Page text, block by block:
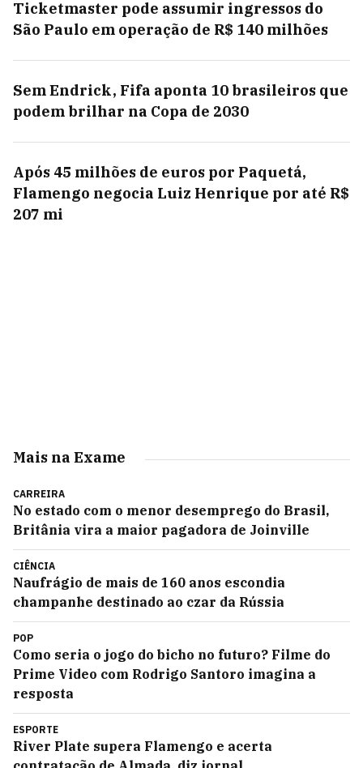
Ticketmaster pode assumir ingressos do
São Paulo em operação de R$ 140 milhões
Sem Endrick, Fifa aponta 10 brasileiros que
podem brilhar na Copa de 2030
Após 45 milhões de euros por Paquetá,
Flamengo negocia Luiz Henrique por até R$
207 mi
Mais na Exame
CARREIRA
No estado com o menor desemprego do Brasil,
Britânia vira a maior pagadora de Joinville
CIÊNCIA
Naufrágio de mais de 160 anos escondia
champanhe destinado ao czar da Rússia
POP
Como seria o jogo do bicho no futuro? Filme do
Prime Video com Rodrigo Santoro imagina a
resposta
ESPORTE
River Plate supera Flamengo e acerta